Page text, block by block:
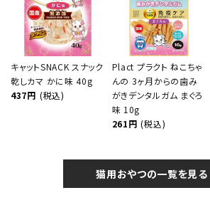
キャットSNACK スナック
乾しカマ かに味 40g
437円 (税込)
Plact プラクト ねこちゃ
んの 3ヶ月からの歯み
がきデンタルガム まぐろ
味 10g
261円 (税込)
猫用おやつの一覧を見る